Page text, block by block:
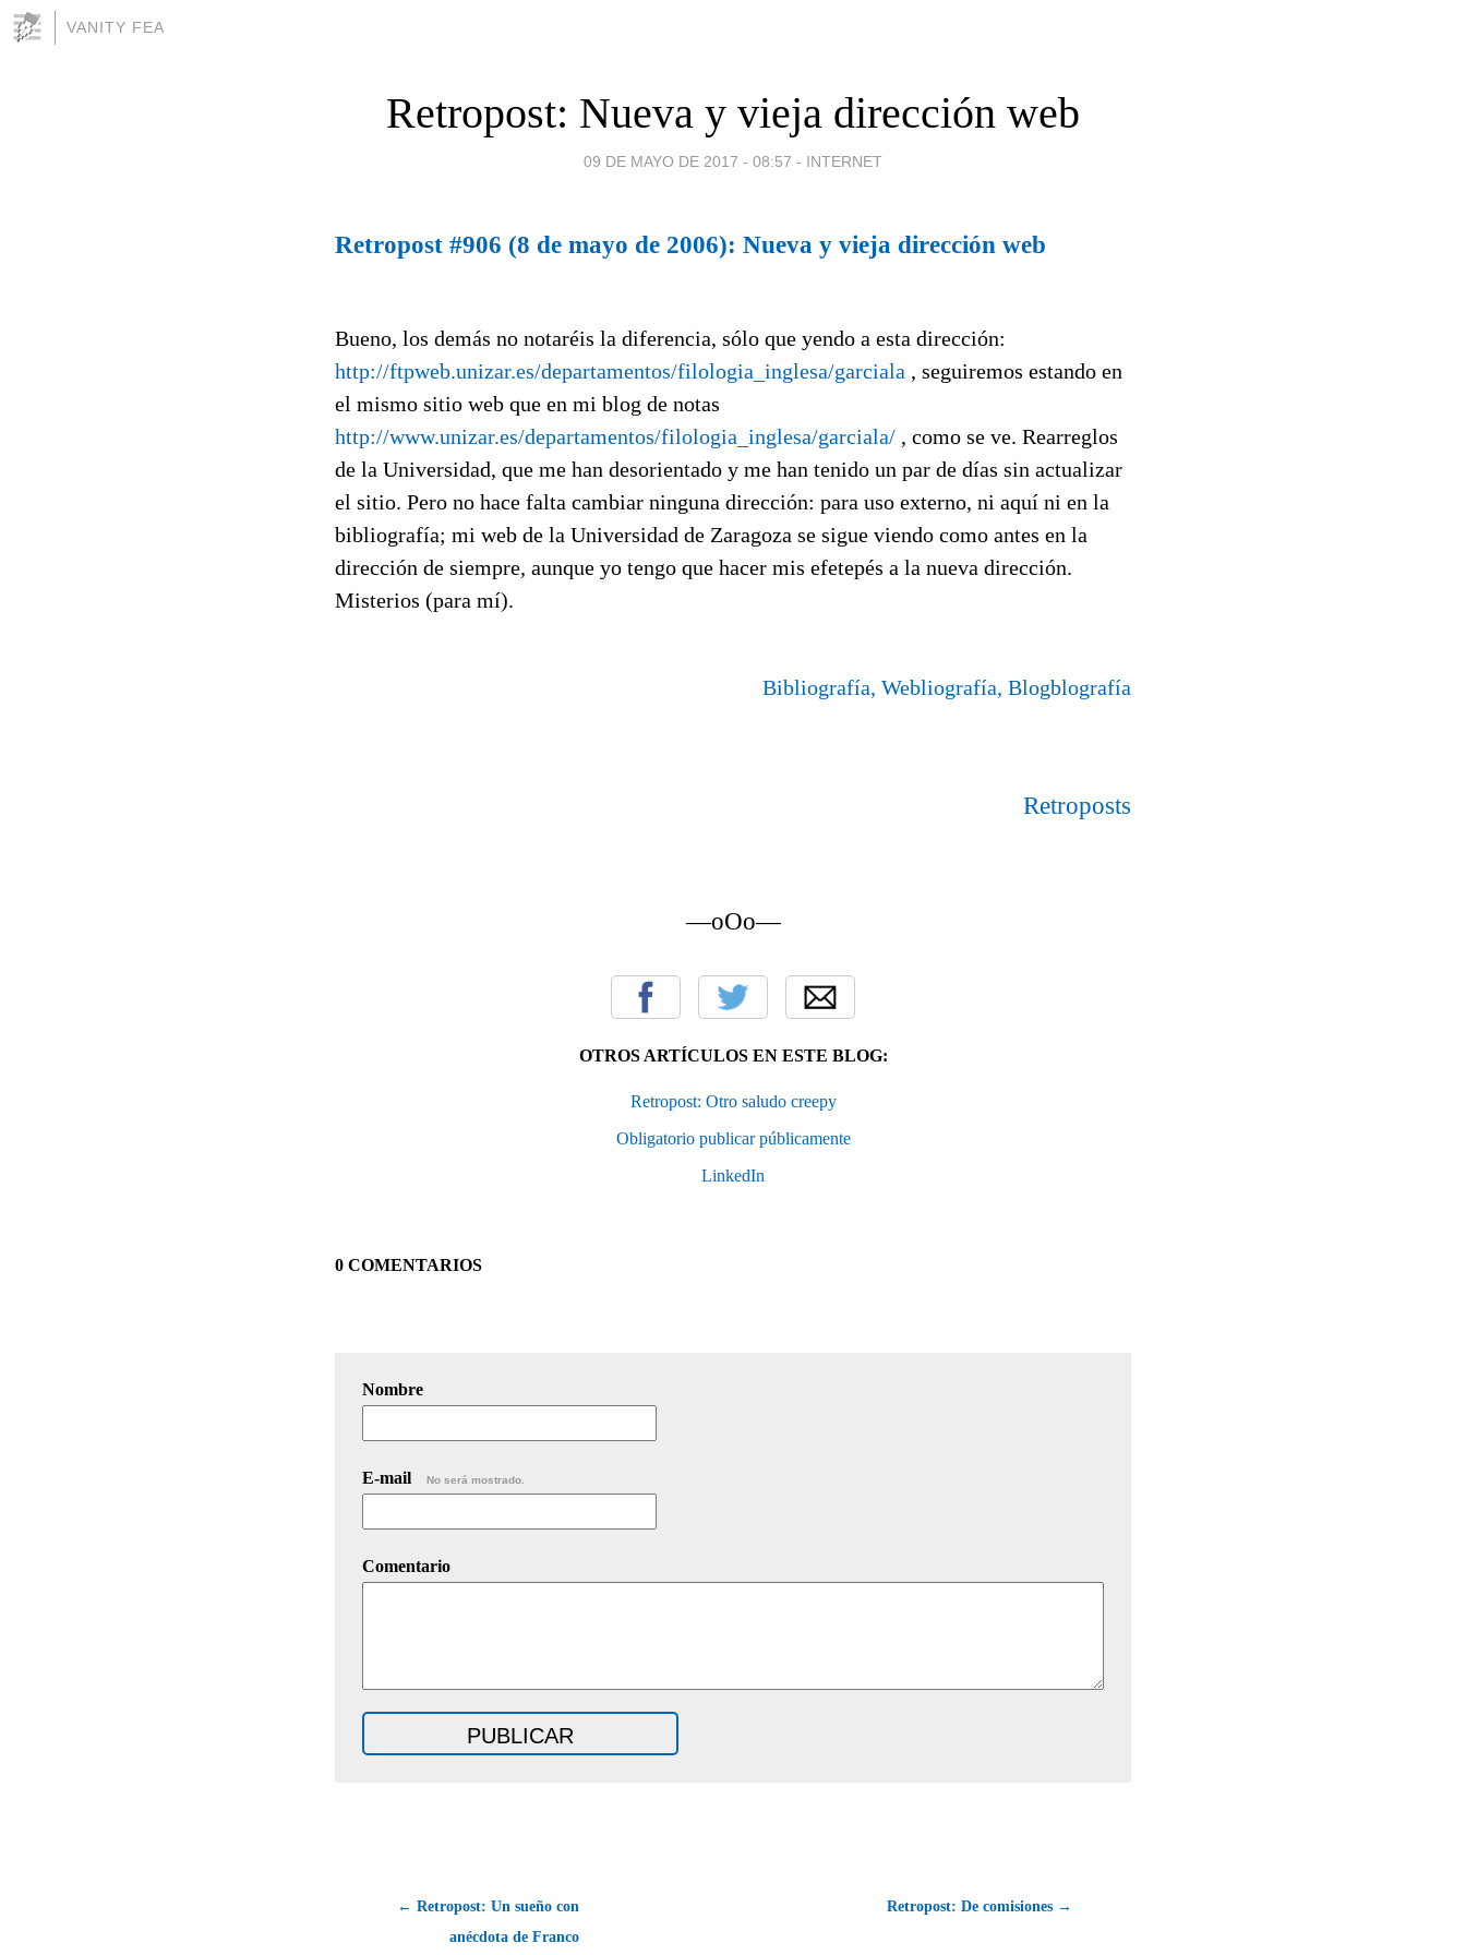
VANITY FEA
Retropost: Nueva y vieja dirección web
09 DE MAYO DE 2017 - 08:57 - INTERNET
Retropost #906 (8 de mayo de 2006): Nueva y vieja dirección web
Bueno, los demás no notaréis la diferencia, sólo que yendo a esta dirección:
http://ftpweb.unizar.es/departamentos/filologia_inglesa/garciala , seguiremos estando en
el mismo sitio web que en mi blog de notas
http://www.unizar.es/departamentos/filologia_inglesa/garciala/ , como se ve. Rearreglos
de la Universidad, que me han desorientado y me han tenido un par de días sin actualizar
el sitio. Pero no hace falta cambiar ninguna dirección: para uso externo, ni aquí ni en la
bibliografía; mi web de la Universidad de Zaragoza se sigue viendo como antes en la
dirección de siempre, aunque yo tengo que hacer mis efetepés a la nueva dirección.
Misterios (para mí).
Bibliografía, Webliografía, Blogblografía
Retroposts
—oOo—
OTROS ARTÍCULOS EN ESTE BLOG:
Retropost: Otro saludo creepy
Obligatorio publicar públicamente
LinkedIn
0 COMENTARIOS
Nombre
E-mail No será mostrado.
Comentario
← Retropost: Un sueño con
anécdota de Franco
Retropost: De comisiones →